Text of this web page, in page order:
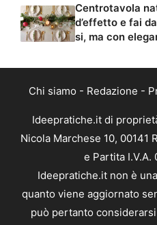
Centrotavola
d’effetto e fai
si, ma con
Chi siamo - Redazione -
Ideepratiche.it di
Nicola Marchese 10, 00141
e Partita I.V.A.
Ideepratiche.it non è
quanto viene aggiornato
può pertanto